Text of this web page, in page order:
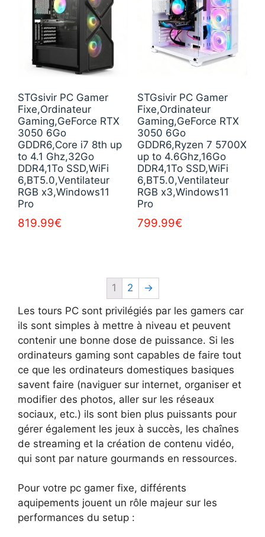
STGsivir PC Gamer
Fixe,Ordinateur
Gaming,GeForce RTX
3050 6Go
GDDR6,Core i7 8th up
to 4.1 Ghz,32Go
DDR4,1To SSD,WiFi
6,BT5.0,Ventilateur
RGB x3,Windows11
Pro
819.99€
STGsivir PC Gamer
Fixe,Ordinateur
Gaming,GeForce RTX
3050 6Go
GDDR6,Ryzen 7 5700X
up to 4.6Ghz,16Go
DDR4,1To SSD,WiFi
6,BT5.0,Ventilateur
RGB x3,Windows11
Pro
799.99€
1 2
→
Les tours PC sont privilégiés par les gamers car
ils sont simples à mettre à niveau et peuvent
contenir une bonne dose de puissance. Si les
ordinateurs gaming sont capables de faire tout
ce que les ordinateurs domestiques basiques
savent faire (naviguer sur internet, organiser et
modifier des photos, aller sur les réseaux
sociaux, etc.) ils sont bien plus puissants pour
gérer également les jeux à succès, les chaînes
de streaming et la création de contenu vidéo,
qui sont par nature gourmands en ressources.
Pour votre pc gamer fixe, différents
aquipements jouent un rôle majeur sur les
performances du setup :